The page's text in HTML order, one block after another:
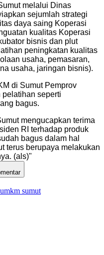
melalui Dinas
sejumlah strategi
daya saing Koperasi
kualitas Koperasi
bisnis dan plut
peningkatan kualitas
usaha, pemasaran,
usaha, jaringan bisnis).
di Sumut Pemprov
seperti
bagus.
mengucapkan terima
RI terhadap produk
bagus dalam hal
terus berupaya melakukan
(als)"
sumut